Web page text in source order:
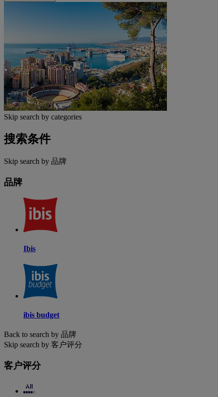
Skip search by categories
搜索条件
Skip search by 品牌
品牌
Ibis
ibis budget
Back to search by 品牌
Skip search by 客户评分
客户评分